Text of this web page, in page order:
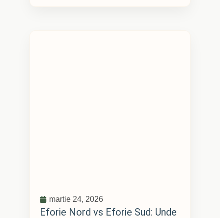
martie 24, 2026
Eforie Nord vs Eforie Sud: Unde